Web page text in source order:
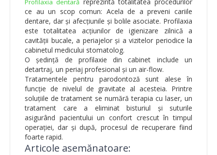
ce au un scop comun: Acela de a preveni cariile
dentare, dar și afecțiunile și bolile asociate. Profilaxia
este totalitatea acțiunilor de igienizare zilnică a
cavității bucale, a periajelor și a vizitelor periodice la
cabinetul medicului stomatolog.
O ședință de profilaxie din cabinet include un
detartraj, un periaj profesional și un air-flow.
Tratamentele pentru parodontoză sunt alese în
funcție de nivelul de gravitate al acesteia. Printre
soluțiile de tratament se numără terapia cu laser, un
tratament care a eliminat bisturiul și suturile
asigurând pacientului un confort crescut în timpul
operației, dar și după, procesul de recuperare fiind
foarte rapid.
Articole asemănatoare: